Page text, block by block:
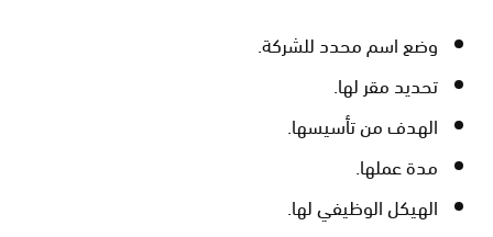
وضع اسم محدد للشركة.
تحديد مقر لها.
الهدف من تأسيسها.
مدة عملها.
الهيكل الوظيفي لها.